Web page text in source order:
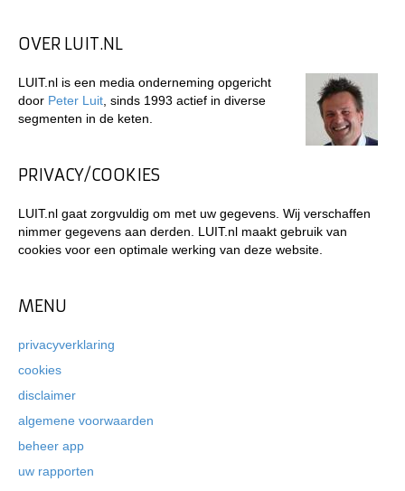
OVER LUIT.NL
LUIT.nl is een media onderneming opgericht
door Peter Luit , sinds 1993 actief in diverse
segmenten in de keten.
PRIVACY/COOKIES
LUIT.nl gaat zorgvuldig om met uw gegevens. Wij verschaffen
nimmer gegevens aan derden. LUIT.nl maakt gebruik van
cookies voor een optimale werking van deze website.
MENU
privacyverklaring
cookies
disclaimer
algemene voorwaarden
beheer app
uw rapporten